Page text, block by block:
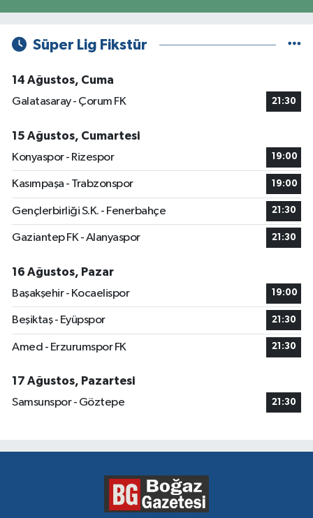
Süper Lig Fikstür
14 Ağustos, Cuma
Galatasaray - Çorum FK
21:30
15 Ağustos, Cumartesi
Konyaspor - Rizespor
19:00
Kasımpaşa - Trabzonspor 19:00
Gençlerbirliği S.K. - Fenerbahçe 21:30
Gaziantep FK - Alanyaspor 21:30
16 Ağustos, Pazar
Başakşehir - Kocaelispor
19:00
Beşiktaş - Eyüpspor 21:30
Amed - Erzurumspor FK 21:30
17 Ağustos, Pazartesi
Samsunspor - Göztepe
21:30